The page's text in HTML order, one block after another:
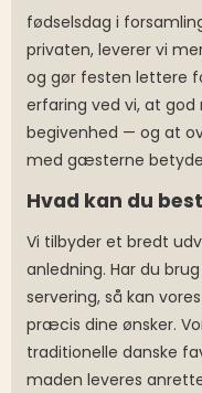
fødselsdag i
privaten, leverer vi
og gør festen lettere
erfaring ved vi, at
begivenhed — og at
med gæsterne
Hvad kan du
Vi tilbyder et bredt
anledning. Har du
servering, så kan
præcis dine ønsker.
traditionelle danske
maden leveres